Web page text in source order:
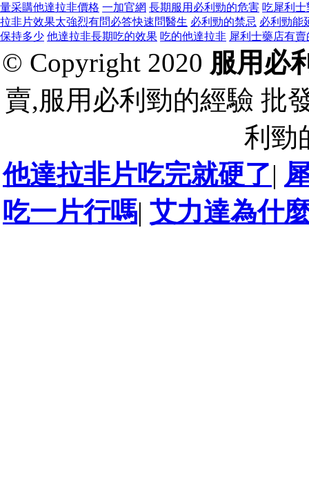
量采購他達拉非價格 一加官網 長期服用必利勁的危害 吃犀利
拉非片效果太強烈有問必答快速問醫生 必利勁的禁忌 必利勁能
保持多少 他達拉非長期吃的效果 吃的他達拉非 犀利士藥店有賣
© Copyright 2020 服用必
賣,服用必利勁的經驗 批
利勁
他達拉非片吃完就硬了|
吃一片行嗎| 艾力達為什